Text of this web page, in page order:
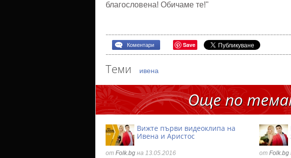
благословена! Обичаме те!"
Коментари Save
Теми ивена
Още по
Вижте първи видеоклипа на
Ивена и Аристос
от Folk.bg на 13.05.2016 от Folk.bg